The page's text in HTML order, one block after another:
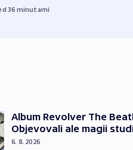
36 minutami
Album Revolver The
Objevovali ale magii
6. 8. 2026